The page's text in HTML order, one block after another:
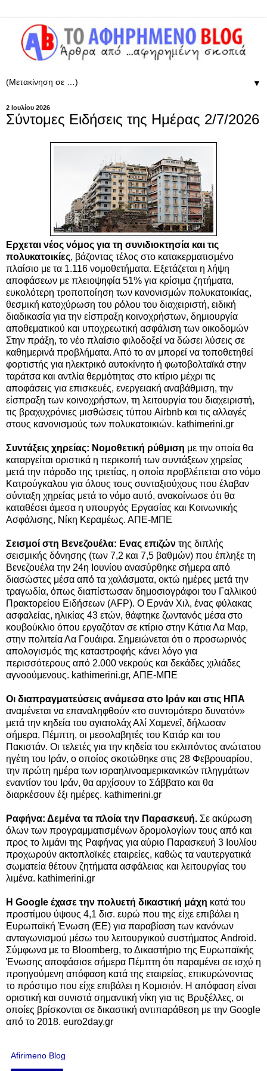
▼
2 Ιουλίου 2026
Σύντομες Ειδήσεις της Ημέρας 2/7/2026
Ερχεται νέος νόμος για τη συνιδιοκτησία και τις
πολυκατοικίες, βάζοντας τέλος στο κατακερματισμένο
πλαίσιο με τα 1.116 νομοθετήματα. Εξετάζεται η λήψη
αποφάσεων με πλειοψηφία 51% για κρίσιμα ζητήματα,
ευκολότερη τροποποίηση των κανονισμών πολυκατοικίας,
θεσμική κατοχύρωση του ρόλου του διαχειριστή, ειδική
διαδικασία για την είσπραξη κοινοχρήστων, δημιουργία
αποθεματικού και υποχρεωτική ασφάλιση των οικοδομών
Στην πράξη, το νέο πλαίσιο φιλοδοξεί να δώσει λύσεις σε
καθημερινά προβλήματα. Από το αν μπορεί να τοποθετηθεί
φορτιστής για ηλεκτρικό αυτοκίνητο ή φωτοβολταϊκά στην
ταράτσα και αντλία θερμότητας στο κτίριο μέχρι τις
αποφάσεις για επισκευές, ενεργειακή αναβάθμιση, την
είσπραξη των κοινοχρήστων, τη λειτουργία του διαχειριστή,
τις βραχυχρόνιες μισθώσεις τύπου Airbnb και τις αλλαγές
στους κανονισμούς των πολυκατοικιών. kathimerini.gr
Συντάξεις χηρείας: Νομοθετική ρύθμιση με την οποία θα
καταργείται οριστικά η περικοπή των συντάξεων χηρείας
μετά την πάροδο της τριετίας, η οποία προβλέπεται στο νόμο
Κατρούγκαλου για όλους τους συνταξιούχους που έλαβαν
σύνταξη χηρείας μετά το νόμο αυτό, ανακοίνωσε ότι θα
καταθέσει άμεσα η υπουργός Εργασίας και Κοινωνικής
Ασφάλισης, Νίκη Κεραμέως. ΑΠΕ-ΜΠΕ
Σεισμοί στη Βενεζουέλα: Ενας επιζών της διπλής
σεισμικής δόνησης (των 7,2 και 7,5 βαθμών) που έπληξε τη
Βενεζουέλα την 24η Ιουνίου ανασύρθηκε σήμερα από
διασώστες μέσα από τα χαλάσματα, οκτώ ημέρες μετά την
τραγωδία, όπως διαπίστωσαν δημοσιογράφοι του Γαλλικού
Πρακτορείου Ειδήσεων (AFP). O Ερνάν Χιλ, ένας φύλακας
ασφαλείας, ηλικίας 43 ετών, θάφτηκε ζωντανός μέσα στο
κουβούκλιο όπου εργαζόταν σε κτίριο στην Κάτια Λα Μαρ,
στην πολιτεία Λα Γουάιρα. Σημειώνεται ότι ο προσωρινός
απολογισμός της καταστροφής κάνει λόγο για
περισσότερους από 2.000 νεκρούς και δεκάδες χιλιάδες
αγνοούμενους. kathimerini.gr, ΑΠΕ-ΜΠΕ
Οι διαπραγματεύσεις ανάμεσα στο Ιράν και στις ΗΠΑ
αναμένεται να επαναληφθούν «το συντομότερο δυνατόν»
μετά την κηδεία του αγιατολάχ Αλί Χαμενεΐ, δήλωσαν
σήμερα, Πέμπτη, οι μεσολαβητές του Κατάρ και του
Πακιστάν. Οι τελετές για την κηδεία του εκλιπόντος ανώτατου
ηγέτη του Ιράν, ο οποίος σκοτώθηκε στις 28 Φεβρουαρίου,
την πρώτη ημέρα των ισραηλινοαμερικανικών πληγμάτων
εναντίον του Ιράν, θα αρχίσουν το Σάββατο και θα
διαρκέσουν έξι ημέρες. kathimerini.gr
Ραφήνα: Δεμένα τα πλοία την Παρασκευή. Σε ακύρωση
όλων των προγραμματισμένων δρομολογίων τους από και
προς το λιμάνι της Ραφήνας για αύριο Παρασκευή 3 Ιουλίου
προχωρούν ακτοπλοϊκές εταιρείες, καθώς τα ναυτεργατικά
σωματεία θέτουν ζητήματα ασφάλειας και λειτουργίας του
λιμένα. kathimerini.gr
Η Google έχασε την πολυετή δικαστική μάχη κατά του
προστίμου ύψους 4,1 δισ. ευρώ που της είχε επιβάλει η
Ευρωπαϊκή Ένωση (ΕΕ) για παραβίαση των κανόνων
ανταγωνισμού μέσω του λειτουργικού συστήματος Android.
Σύμφωνα με το Bloomberg, το Δικαστήριο της Ευρωπαϊκής
Ένωσης αποφάσισε σήμερα Πέμπτη ότι παραμένει σε ισχύ η
προηγούμενη απόφαση κατά της εταιρείας, επικυρώνοντας
το πρόστιμο που είχε επιβάλει η Κομισιόν. Η απόφαση είναι
οριστική και συνιστά σημαντική νίκη για τις Βρυξέλλες, οι
οποίες βρίσκονται σε δικαστική αντιπαράθεση με την Google
από το 2018. euro2day.gr
Afirimeno Blog